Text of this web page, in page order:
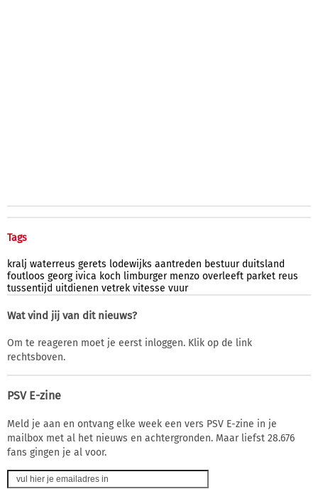
Tags
kralj waterreus gerets lodewijks aantreden bestuur duitsland
foutloos georg ivica koch limburger menzo overleeft parket reus
tussentijd uitdienen vetrek vitesse vuur
Wat vind jij van dit nieuws?
Om te reageren moet je eerst inloggen. Klik op de link
rechtsboven.
PSV E-zine
Meld je aan en ontvang elke week een vers PSV E-zine in je
mailbox met al het nieuws en achtergronden. Maar liefst 28.676
fans gingen je al voor.